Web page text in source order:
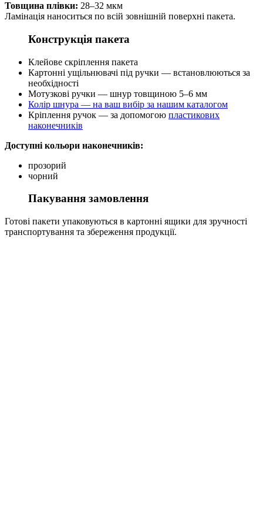
Товщина плівки: 28–32 мкм
Ламінація наноситься по всій зовнішній поверхні пакета.
Конструкція пакета
Клейове скріплення пакета
Картонні ущільнювачі під ручки — встановлюються за
необхідності
Мотузкові ручки — шнур товщиною 5–6 мм
Колір шнура — на ваш вибір за нашим каталогом
Кріплення ручок — за допомогою пластикових
наконечників
Доступні кольори наконечників:
прозорий
чорний
Пакування замовлення
Готові пакети упаковуються в картонні ящики для зручності
транспортування та збереження продукції.